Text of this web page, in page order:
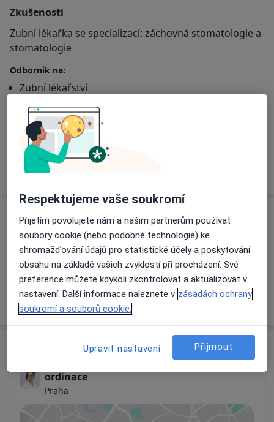
Zkušenosti
Zubní lékařka se specializací: záchovná stomatologie a
stomatologie
Odborník na:
Zubní lékařství
Hlavní léčená onemocnění
Nemoci zubů Skřípání zubů
Služby a ceník služeb
Vstupní vyšetření
Detaily
Jak fungují ceny?
ordinace
Praha
Respektujeme vaše soukromí
Přijetím povolujete nám a našim partnerům používat
soubory cookie (nebo podobné technologie) ke
shromažďování údajů pro statistické účely a poskytování
obsahu na základě vašich zvyklostí při procházení. Své
preference můžete kdykoli zkontrolovat a aktualizovat v
nastavení. Další informace naleznete v zásadách ochrany
soukromí a souborů cookie.
Upravit nastavení Přijmout